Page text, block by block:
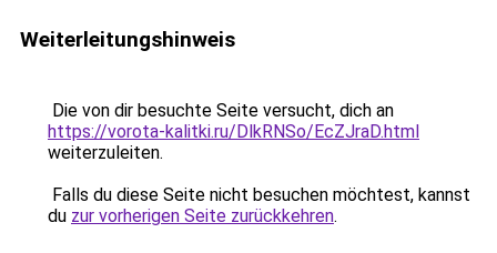
Weiterleitungshinweis
Die von dir besuchte Seite versucht, dich an
https://vorota-kalitki.ru/DlkRNSo/EcZJraD.html
weiterzuleiten.
Falls du diese Seite nicht besuchen möchtest, kannst
du zur vorherigen Seite zurückkehren.